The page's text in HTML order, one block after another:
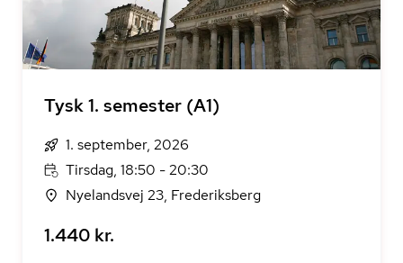
Tysk 1. semester (A1)
1. september, 2026
Tirsdag, 18:50 - 20:30
Nyelandsvej 23, Frederiksberg
1.440 kr.